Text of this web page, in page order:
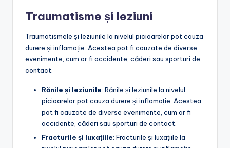
Traumatisme și leziuni
Traumatismele și leziunile la nivelul picioarelor pot cauza
durere și inflamație. Acestea pot fi cauzate de diverse
evenimente, cum ar fi accidente, căderi sau sporturi de
contact.
Rănile și leziunile: Rănile și leziunile la nivelul
picioarelor pot cauza durere și inflamație. Acestea
pot fi cauzate de diverse evenimente, cum ar fi
accidente, căderi sau sporturi de contact.
Fracturile și luxațiile: Fracturile și luxațiile la